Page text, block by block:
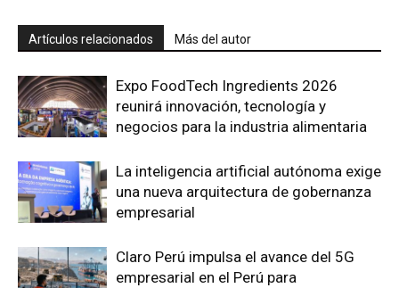
Artículos relacionados Más del autor
Expo FoodTech Ingredients 2026
reunirá innovación, tecnología y
negocios para la industria alimentaria
La inteligencia artificial autónoma exige
una nueva arquitectura de gobernanza
empresarial
Claro Perú impulsa el avance del 5G
empresarial en el Perú para